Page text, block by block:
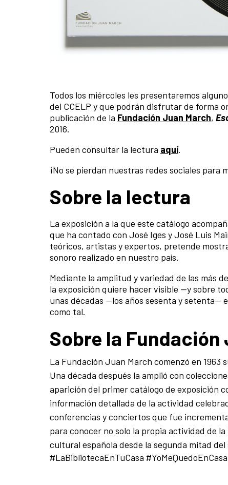
Todos los miércoles les presentaremos
del CCELP y que podrán disfrutar de forma
publicación de la Fundación Juan March,
2016.
Pueden consultar la lectura aquí.
¡No se pierdan nuestras redes sociales para
Sobre la lectura
La exposición a la que este catálo­go
que ha contado con José Iges y José Luis
teóricos, artistas y expertos, pre­tende
sonoro realizado en nuestro país.
Mediante la amplitud y variedad de las más
la exposición quiere hacer visible —y sobre
unas décadas —los años sesen­ta y setenta—
como tal.
Sobre la Fundación
La Fundación Juan March comenzó en 1963
Una década después la amplió con
aparición del primer catálogo de exposición
información detallada de la actividad
conferencias y conciertos que fue
para conocer no solo la propia actividad de
cultural española desde la segunda mitad del
#LaBibliotecaEnTuCasa